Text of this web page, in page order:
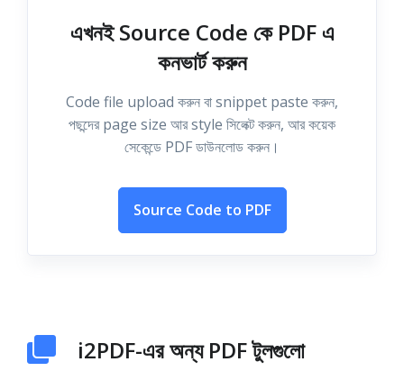
এখনই Source Code কে PDF এ
কনভার্ট করুন
Code file upload করুন বা snippet paste করুন,
পছন্দের page size আর style সিলেক্ট করুন, আর কয়েক
সেকেন্ডে PDF ডাউনলোড করুন।
Source Code to PDF
i2PDF-এর অন্য PDF টুলগুলো